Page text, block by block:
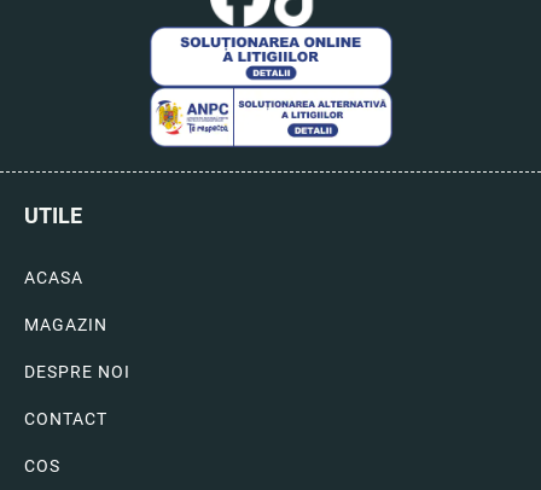
UTILE
ACASA
MAGAZIN
DESPRE NOI
CONTACT
COS